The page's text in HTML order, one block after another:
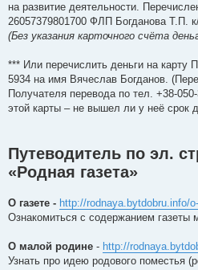
на развитие деятельности.
26057379801700 ФЛП Богданова Т.П.
(Без указания карточного счёта
*** Или перечислить деньги на карту
5934 на имя Вячеслав Богданов.
Получателя перевода по тел. +38-
этой карты – не вышел ли у неё срок
Путеводитель по эл.
«Родная газета»
О газете - http://rodnaya.bytdobru.info/
Ознакомиться с содержанием газеты
О малой родине - http://
Узнать про идею родового поместья